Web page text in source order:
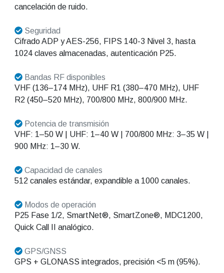
cancelación de ruido.
Seguridad
Cifrado ADP y AES-256, FIPS 140-3 Nivel 3, hasta
1024 claves almacenadas, autenticación P25.
Bandas RF disponibles
VHF (136–174 MHz), UHF R1 (380–470 MHz), UHF
R2 (450–520 MHz), 700/800 MHz, 800/900 MHz.
Potencia de transmisión
VHF: 1–50 W | UHF: 1–40 W | 700/800 MHz: 3–35 W |
900 MHz: 1–30 W.
Capacidad de canales
512 canales estándar, expandible a 1000 canales.
Modos de operación
P25 Fase 1/2, SmartNet®, SmartZone®, MDC1200,
Quick Call II analógico.
GPS/GNSS
GPS + GLONASS integrados, precisión <5 m (95%).